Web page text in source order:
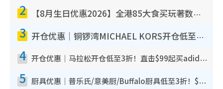
2 【8月生日优惠2026】全港85大食买玩著数攻略 自助餐/火锅放题同行免费＋诚品/DONKI送现金券
3 开仓优惠｜铜锣湾MICHAEL KORS开仓低至17折！直击$500起买手袋/钱包/鞋款 必买经典Jet Set系列
4 开仓优惠｜马拉松开仓低至3折！直击$99起买adidas／New Balance／Puma鞋款 STANLEY保温杯劈价至$119起
5 厨具优惠｜普乐氏/意美厨/Buffalo厨具低至3折！$89起买煎锅/炒锅/个人锅 同场小家电激减至$99起